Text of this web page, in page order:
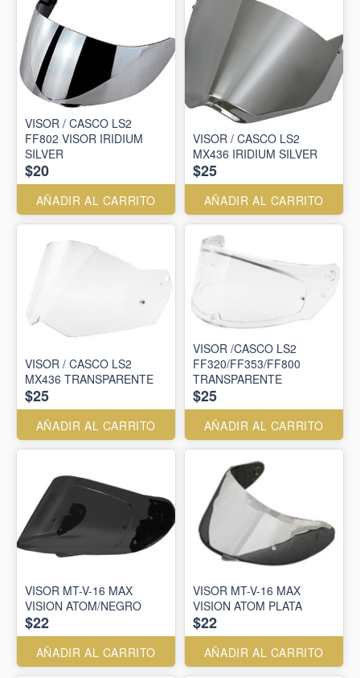
VISOR / CASCO LS2
FF802 VISOR IRIDIUM
SILVER
$20
AÑADIR AL CARRITO
VISOR / CASCO LS2
MX436 IRIDIUM SILVER
$25
AÑADIR AL CARRITO
VISOR / CASCO LS2
MX436 TRANSPARENTE
$25
AÑADIR AL CARRITO
VISOR /CASCO LS2
FF320/FF353/FF800
TRANSPARENTE
$25
AÑADIR AL CARRITO
VISOR MT-V-16 MAX
VISION ATOM/NEGRO
$22
AÑADIR AL CARRITO
VISOR MT-V-16 MAX
VISION ATOM PLATA
$22
AÑADIR AL CARRITO